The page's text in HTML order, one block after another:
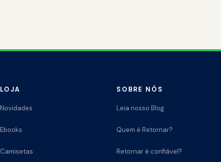
LOJA
Novidades
Ebooks
Camisetas
SOBRE NÓS
Leia nosso Blog
Quem é Retornar?
Retornar é confiável?